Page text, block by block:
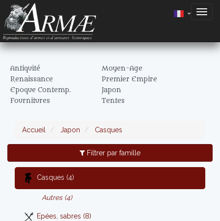
Antiquité
Moyen-Age
Renaissance
Premier Empire
Epoque Contemp.
Japon
Fournitures
Tentes
Accueil Japon Casques
Filtrer par famille
Casques (4)
Autres (4)
Epées, sabres (8)